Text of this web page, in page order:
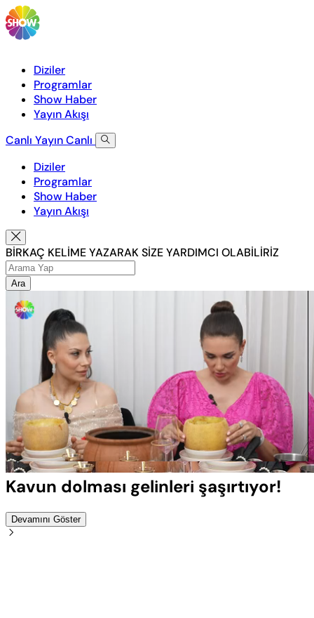
Diziler
Programlar
Show Haber
Yayın Akışı
Canlı YayınCanlı
Diziler
Programlar
Show Haber
Yayın Akışı
BİRKAÇ KELİME YAZARAK SİZE YARDIMCI OLABİLİRİZ
Ara
Sesi
Aç
Yüklendi:
100.00%
Oynatma
Hızı
Kavun dolması gelinleri şaşırtıyor!
Devamını Göster